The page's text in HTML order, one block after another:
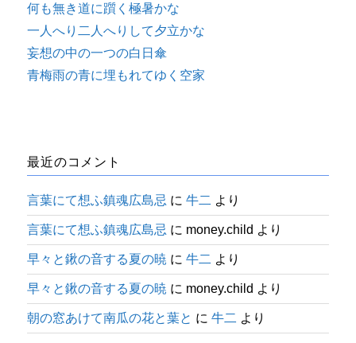
何も無き道に躓く極暑かな
一人へり二人へりして夕立かな
妄想の中の一つの白日傘
青梅雨の青に埋もれてゆく空家
最近のコメント
言葉にて想ふ鎮魂広島忌 に牛二 より
言葉にて想ふ鎮魂広島忌 に money.child より
早々と鍬の音する夏の暁 に牛二 より
早々と鍬の音する夏の暁 に money.child より
朝の窓あけて南瓜の花と葉と に牛二 より